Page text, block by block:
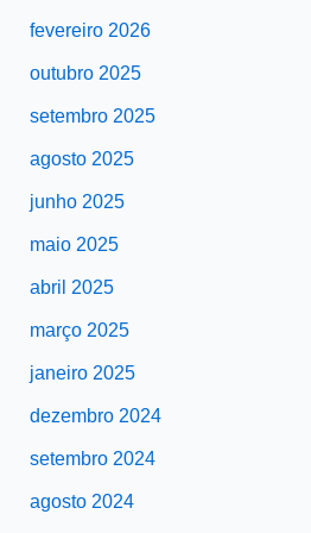
fevereiro 2026
outubro 2025
setembro 2025
agosto 2025
junho 2025
maio 2025
abril 2025
março 2025
janeiro 2025
dezembro 2024
setembro 2024
agosto 2024